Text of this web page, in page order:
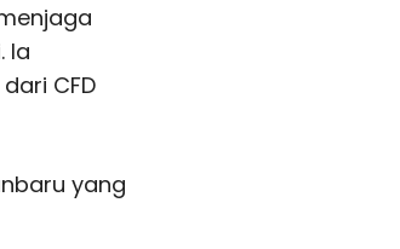
Ia
CFD
yang